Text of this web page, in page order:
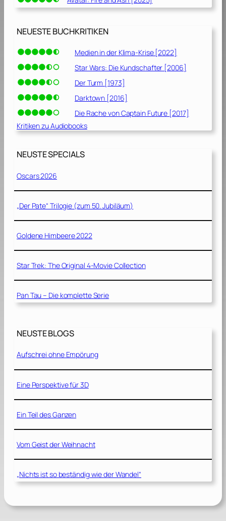
NEUESTE BUCHKRITIKEN
Medien in der Klima-Krise [2022]
Star Wars: Die Kundschafter [2006]
Der Turm [1973]
Darktown [2016]
Die Rache von Captain Future [2017]
Kritiken zu Audiobooks
NEUSTE SPECIALS
Oscars 2026
„Der Pate“ Trilogie (zum 50. Jubiläum)
Goldene Himbeere 2022
Star Trek: The Original 4-Movie Collection
Pan Tau – Die komplette Serie
NEUSTE BLOGS
Aufschrei ohne Empörung
Eine Perspektive für 3D
Ein Teil des Ganzen
Vom Geist der Weihnacht
„Nichts ist so beständig wie der Wandel“